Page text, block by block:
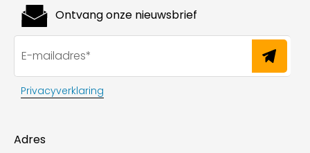
Adres
Ontvang onze nieuwsbrief
Privacyverklaring